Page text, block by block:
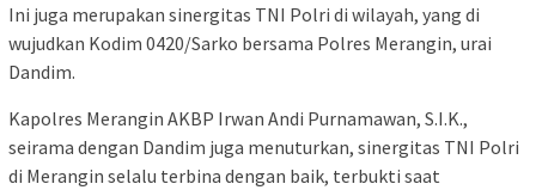
Ini juga merupakan sinergitas TNI Polri di wilayah, yang di
wujudkan Kodim 0420/Sarko bersama Polres Merangin, urai
Dandim.
Kapolres Merangin AKBP Irwan Andi Purnamawan, S.I.K.,
seirama dengan Dandim juga menuturkan, sinergitas TNI Polri
di Merangin selalu terbina dengan baik, terbukti saat